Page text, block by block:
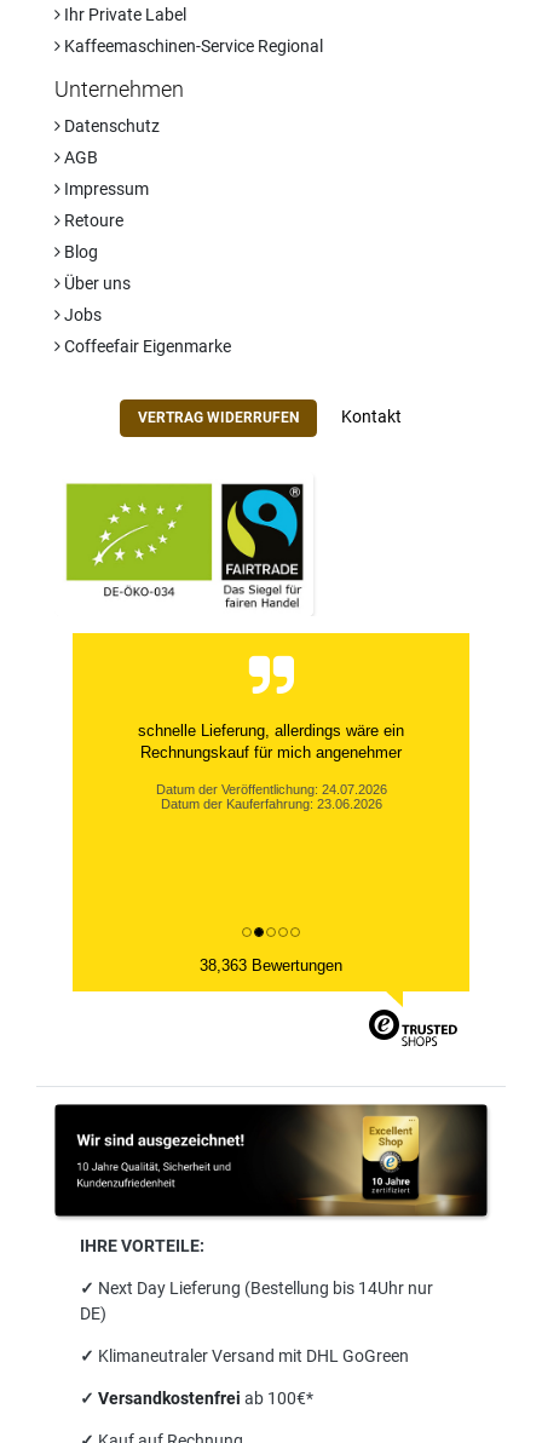
Ihr Private Label
Kaffeemaschinen-Service Regional
Unternehmen
Datenschutz
AGB
Impressum
Retoure
Blog
Über uns
Jobs
Coffeefair Eigenmarke
VERTRAG WIDERRUFEN Kontakt
schnelle Lieferung, allerdings wäre ein
Rechnungskauf für mich angenehmer
Datum der Veröffentlichung: 24.07.2026
Datum der Kauferfahrung: 23.06.2026
38,363 Bewertungen
IHRE VORTEILE:
✓ Next Day Lieferung (Bestellung bis 14Uhr nur
DE)
✓ Klimaneutraler Versand mit DHL GoGreen
✓ Versandkostenfrei ab 100€*